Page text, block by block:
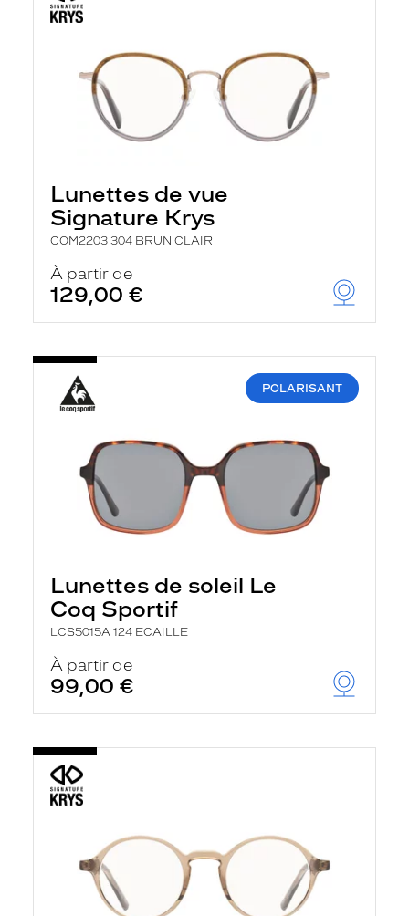
Lunettes de vue
Signature Krys
COM2203 304 BRUN CLAIR
À partir de
129,00 €
POLARISANT
Lunettes de soleil Le
Coq Sportif
LCS5015A 124 ECAILLE
À partir de
99,00 €